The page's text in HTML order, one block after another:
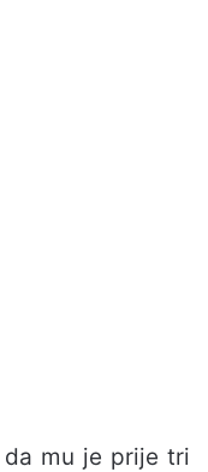
da mu je prije tri